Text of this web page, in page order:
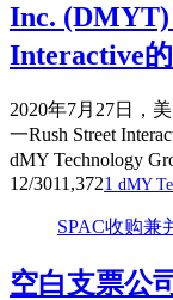
Inc. (DMYT)
Interactive
2020年7月27日，
一Rush Street
dMY Technology
12/3011,3721 dMY
SPAC收购兼
空白支票公